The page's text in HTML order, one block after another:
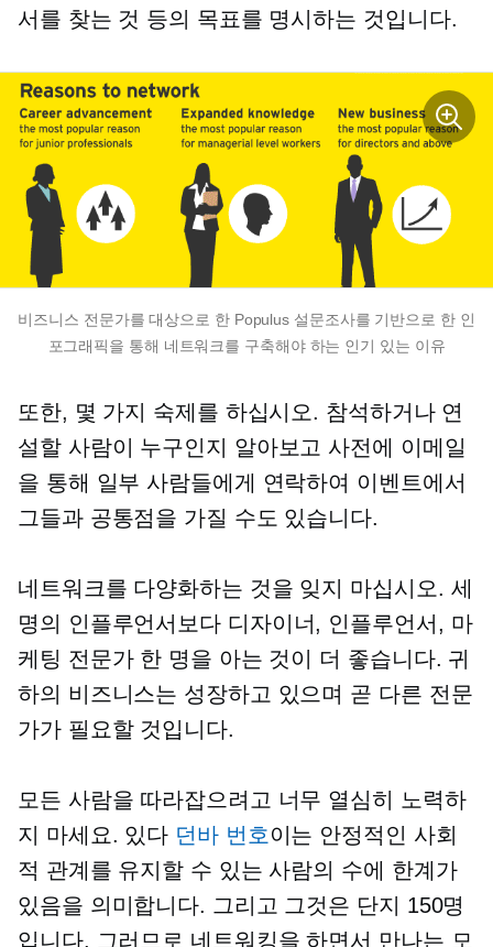
서를 찾는 것 등의 목표를 명시하는 것입니다.
비즈니스 전문가를 대상으로 한 Populus 설문조사를 기반으로 한 인
포그래픽을 통해 네트워크를 구축해야 하는 인기 있는 이유
또한, 몇 가지 숙제를 하십시오. 참석하거나 연
설할 사람이 누구인지 알아보고 사전에 이메일
을 통해 일부 사람들에게 연락하여 이벤트에서
그들과 공통점을 가질 수도 있습니다.
네트워크를 다양화하는 것을 잊지 마십시오. 세
명의 인플루언서보다 디자이너, 인플루언서, 마
케팅 전문가 한 명을 아는 것이 더 좋습니다. 귀
하의 비즈니스는 성장하고 있으며 곧 다른 전문
가가 필요할 것입니다.
모든 사람을 따라잡으려고 너무 열심히 노력하
지 마세요. 있다 던바 번호이는 안정적인 사회
적 관계를 유지할 수 있는 사람의 수에 한계가
있음을 의미합니다. 그리고 그것은 단지 150명
입니다. 그러므로 네트워킹을 하면서 만나는 모